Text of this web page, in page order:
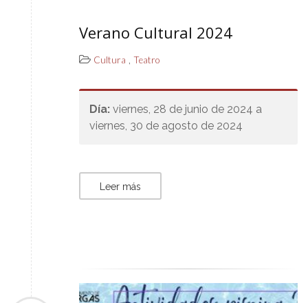
Verano Cultural 2024
Cultura , Teatro
Día: viernes, 28 de junio de 2024 a
viernes, 30 de agosto de 2024
Leer más